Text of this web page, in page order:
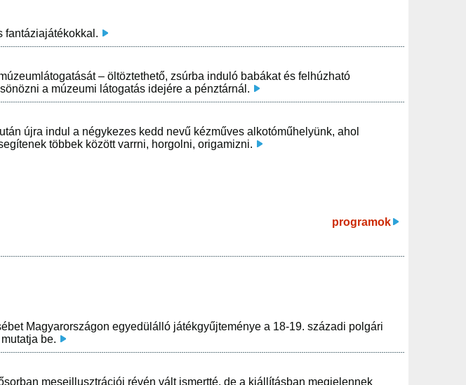
fantáziajátékokkal.
– öltöztethető, zsúrba induló babákat és felhúzható
a múzeumi látogatás idejére a pénztárnál.
újra indul a négykezes kedd nevű kézműves alkotóműhelyünk, ahol
többek között varrni, horgolni, origamizni.
programok
Magyarországon egyedülálló játékgyűjteménye a 18-19. századi polgári
be.
meseillusztrációi révén vált ismertté, de a kiállításban megjelennek